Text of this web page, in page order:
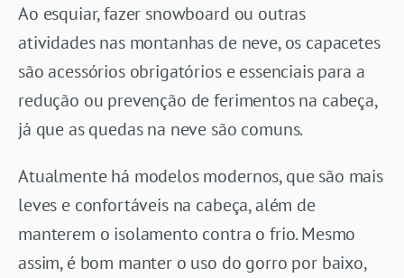
Ao esquiar, fazer snowboard ou outras
atividades nas montanhas de neve, os capacetes
são acessórios obrigatórios e essenciais para a
redução ou prevenção de ferimentos na cabeça,
já que as quedas na neve são comuns.
Atualmente há modelos modernos, que são mais
leves e confortáveis na cabeça, além de
manterem o isolamento contra o frio. Mesmo
assim, é bom manter o uso do gorro por baixo,